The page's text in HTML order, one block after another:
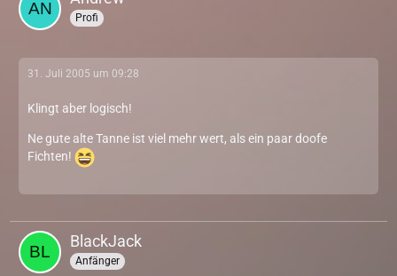
Profi
31. Juli 2005 um 09:28
Klingt aber logisch!
Ne gute alte Tanne ist viel mehr wert, als ein paar doofe
Fichten!
BlackJack
Anfänger